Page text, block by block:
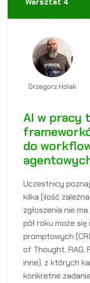
Warsztat 4
Grzegorz Holak
AI w pracy
do
Uczestnicy
kilka (ilość
zgłoszenia nie
pół roku może
promptowych
of Thought, RAG,
inne), z których
konkretne